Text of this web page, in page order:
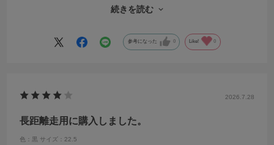
親指が独立しているのも相まって、階段も降りやすいし歩きやすい。
続きを読む
参考になった 0 Like! 0
2026.7.28
長距離走用に購入しました。
色：黒 サイズ：22.5